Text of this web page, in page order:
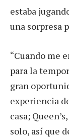
estaba
una sorpresa
“Cuando me
para la
gran
experiencia
casa;
solo, así que